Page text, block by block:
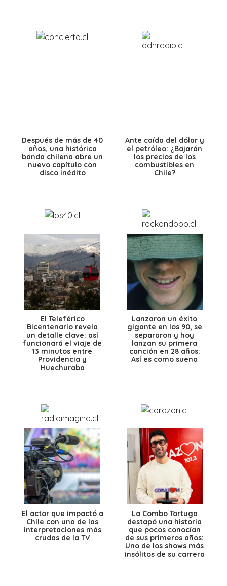
Después de más de 40
años, una histórica
banda chilena abre un
nuevo capítulo con
disco inédito
Ante caída del dólar y
el petróleo: ¿Bajarán
los precios de los
combustibles en
Chile?
El Teleférico
Bicentenario revela
un detalle clave: así
funcionará el viaje de
13 minutos entre
Providencia y
Huechuraba
Lanzaron un éxito
gigante en los 90, se
separaron y hoy
lanzan su primera
canción en 28 años:
Así es como suena
El actor que impactó a
Chile con una de las
interpretaciones más
crudas de la TV
La Combo Tortuga
destapó una historia
que pocos conocían
de sus primeros años:
Uno de los shows más
insólitos de su carrera